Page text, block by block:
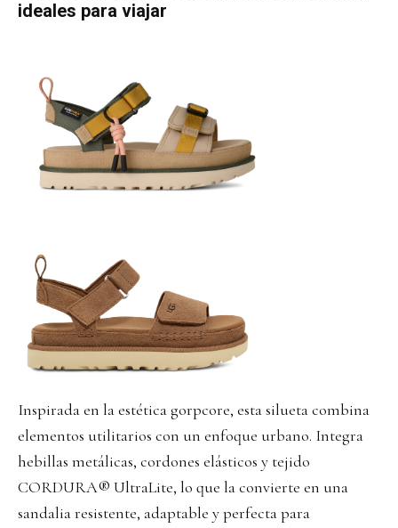
ideales para viajar
Inspirada en la estética gorpcore, esta silueta combina
elementos utilitarios con un enfoque urbano. Integra
hebillas metálicas, cordones elásticos y tejido
CORDURA® UltraLite, lo que la convierte en una
sandalia resistente, adaptable y perfecta para